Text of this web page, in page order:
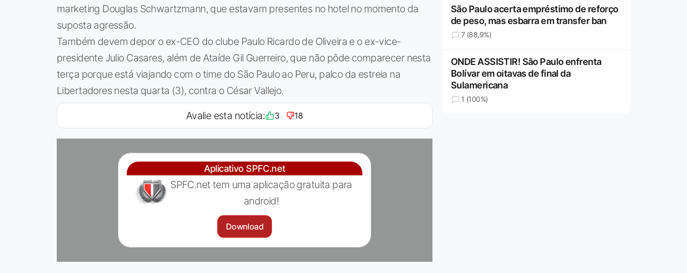
marketing Douglas Schwartzmann, que estavam presentes no hotel no momento da
suposta agressão.
Também devem depor o ex-CEO do clube Paulo Ricardo de Oliveira e o ex-vice-
presidente Julio Casares, além de Ataíde Gil Guerreiro, que não pôde comparecer nesta
terça porque está viajando com o time do São Paulo ao Peru, palco da estreia na
Libertadores nesta quarta (3), contra o César Vallejo.
Avalie esta notícia: 3 18
Aplicativo SPFC.net
SPFC.net tem uma aplicação gratuita para
android!
Download
São Paulo acerta empréstimo de reforço
de peso, mas esbarra em transfer ban
7 (88,9%)
ONDE ASSISTIR! São Paulo enfrenta
Bolívar em oitavas de final da
Sulamericana
1 (100%)